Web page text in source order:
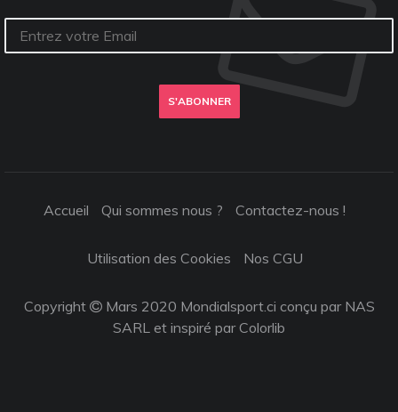
S'ABONNER
Accueil Qui sommes nous ? Contactez-nous !
Utilisation des Cookies Nos CGU
Copyright
Mars 2020 Mondialsport.ci conçu par NAS
SARL et inspiré parColorlib